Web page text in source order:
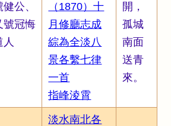
健公、
號冠悔
人
（1870）十
月修廳志成
綜為全淡八
景各繫七律
一首
指峰淩霄
開，
孤城
南面
送青
來。
淡水南北各